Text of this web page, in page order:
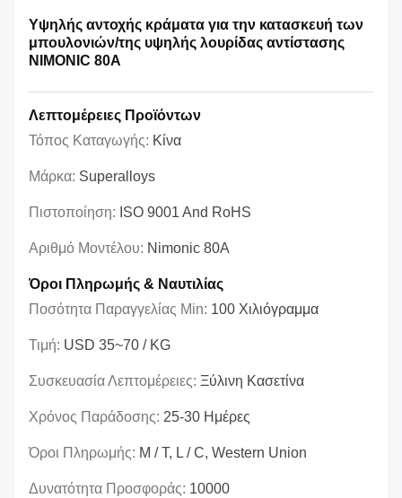
Υψηλής αντοχής κράματα για την κατασκευή των
μπουλονιών/της υψηλής λουρίδας αντίστασης
NIMONIC 80A
Λεπτομέρειες Προϊόντων
Τόπος Καταγωγής: Κίνα
Μάρκα: Superalloys
Πιστοποίηση: ISO 9001 And RoHS
Αριθμό Μοντέλου: Nimonic 80A
Όροι Πληρωμής & Ναυτιλίας
Ποσότητα Παραγγελίας Min: 100 Χιλιόγραμμα
Τιμή: USD 35~70 / KG
Συσκευασία Λεπτομέρειες: Ξύλινη Κασετίνα
Χρόνος Παράδοσης: 25-30 Ημέρες
Όροι Πληρωμής: Μ / Τ, L / C, Western Union
Δυνατότητα Προσφοράς: 10000